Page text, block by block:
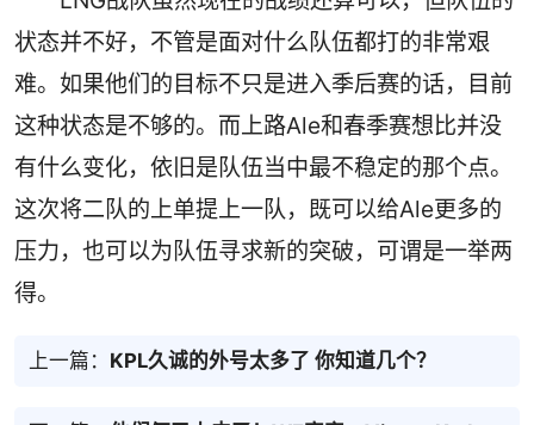
状态并不好，不管是面对什么队伍都打的非常艰
难。如果他们的目标不只是进入季后赛的话，目前
这种状态是不够的。而上路Ale和春季赛想比并没
有什么变化，依旧是队伍当中最不稳定的那个点。
这次将二队的上单提上一队，既可以给Ale更多的
压力，也可以为队伍寻求新的突破，可谓是一举两
得。
上一篇： KPL久诚的外号太多了 你知道几个？